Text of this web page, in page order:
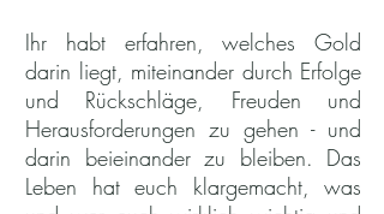
Ihr habt erfahren, welches Gold
darin liegt, miteinander durch Erfolge
und Rückschläge, Freuden und
Herausforderungen zu gehen - und
darin beieinander zu bleiben. Das
Leben hat euch klargemacht, was